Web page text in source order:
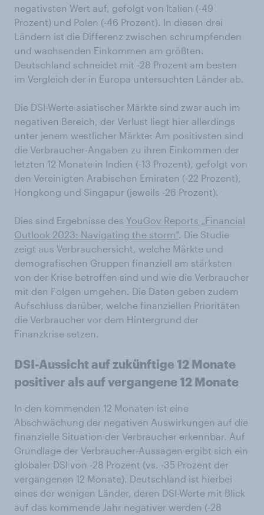
negativsten Wert auf, gefolgt von Italien (-49
Prozent) und Polen (-46 Prozent). In diesen drei
Ländern ist die Differenz zwischen schrumpfenden
und wachsenden Einkommen am größten.
Deutschland schneidet mit -28 Prozent am besten
im Vergleich der in Europa untersuchten Länder ab.
Die DSI-Werte asiatischer Märkte sind zwar auch im
negativen Bereich, der Verlust liegt hier allerdings
unter jenem westlicher Märkte: Am positivsten sind
die Verbraucher-Angaben zu ihren Einkommen der
letzten 12 Monate in Indien (-13 Prozent), gefolgt von
den Vereinigten Arabischen Emiraten (-22 Prozent),
Hongkong und Singapur (jeweils -26 Prozent).
Dies sind Ergebnisse des YouGov Reports „Financial
Outlook 2023: Navigating the storm”. Die Studie
zeigt aus Verbrauchersicht, welche Märkte und
demografischen Gruppen finanziell am stärksten
von der Krise betroffen sind und wie die Verbraucher
mit den Folgen umgehen. Die Daten geben zudem
Aufschluss darüber, welche finanziellen Prioritäten
die Verbraucher vor dem Hintergrund der
Finanzkrise setzen.
DSI-Aussicht auf zukünftige 12 Monate
positiver als auf vergangene 12 Monate
In den kommenden 12 Monaten ist eine
Abschwächung der negativen Auswirkungen auf die
finanzielle Situation der Verbraucher erkennbar. Auf
Grundlage der Verbraucher-Aussagen ergibt sich ein
globaler DSI von -28 Prozent (vs. -35 Prozent der
vergangenen 12 Monate). Deutschland ist hierbei
eines der wenigen Länder, deren DSI-Werte mit Blick
auf das kommende Jahr negativer werden (-28